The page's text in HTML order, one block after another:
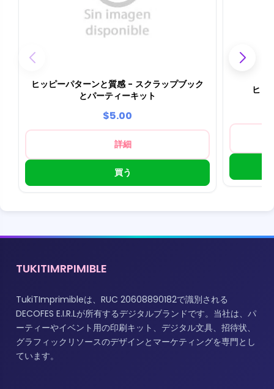
ヒッピーパターンと質感 - スクラップブック
とパーティーキット
$5.00
詳細
買う
ヒッ
TUKITIMRPIMIBLE
TukiTImprimibleは、RUC 20608890182で識別される
DECOFES E.I.R.Lが所有するデジタルブランドです。当社は、パ
ーティーやイベント用の印刷キット、デジタル文具、招待状、
グラフィックリソースのデザインとマーケティングを専門とし
ています。